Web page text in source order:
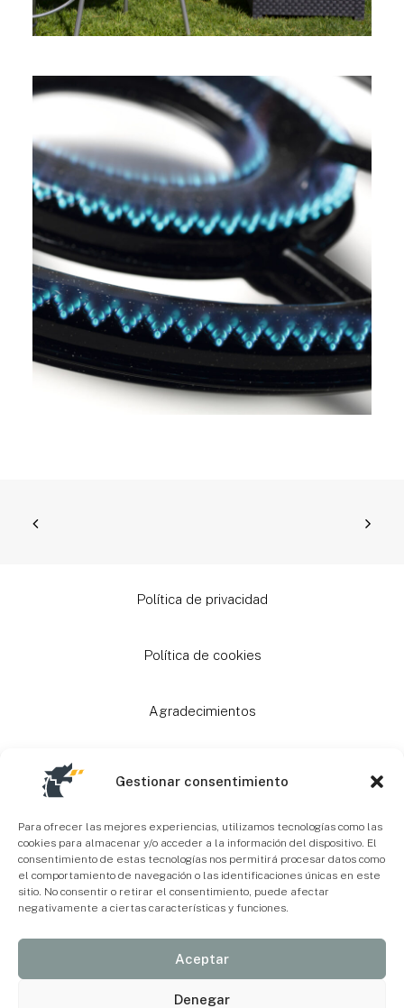
Gestionar consentimiento
Para ofrecer las mejores experiencias, utilizamos tecnologías como las
cookies para almacenar y/o acceder a la información del dispositivo. El
consentimiento de estas tecnologías nos permitirá procesar datos como
el comportamiento de navegación o las identificaciones únicas en este
sitio. No consentir o retirar el consentimiento, puede afectar
negativamente a ciertas características y funciones.
Aceptar
Denegar
Política de privacidad
Política de cookies
Agradecimientos
Mapa Web
Accesibilidad